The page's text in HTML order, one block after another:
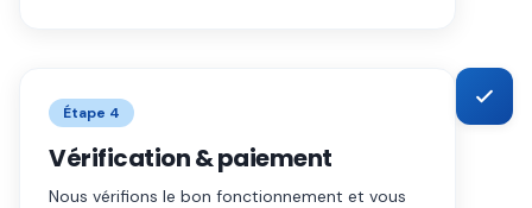
Étape 4
Vérification & paiement
Nous vérifions le bon fonctionnement et vous